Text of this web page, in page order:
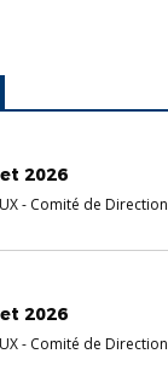
2026
- Comité de Direction
2026
- Comité de Direction